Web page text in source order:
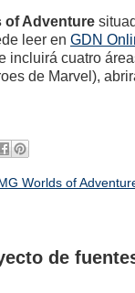
of Adventure
leer en GDN
incluirá cuatro
de Marvel),
IMG Worlds of
de